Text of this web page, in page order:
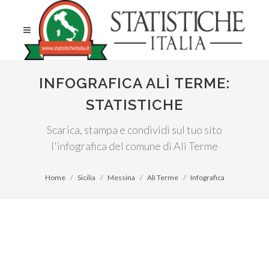
INFOGRAFICA ALÌ TERME:
STATISTICHE
Scarica, stampa e condividi sul tuo sito
l'infografica del comune di Alì Terme
Home Sicilia Messina Alì Terme Infografica